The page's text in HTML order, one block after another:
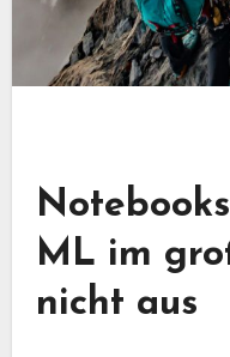
ML im
nicht aus